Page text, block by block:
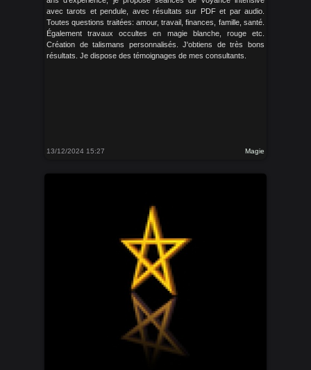
avec tarots et pendule, avec résultats sur PDF et par audio.
Toutes questions traitées: amour, travail, finances, famille, santé.
Également travaux occultes en magie blanche, rouge etc.
Création de talismans personnalisés. J'obtiens de très bons
résultats. Je dispose des témoignages de mes consultants.
13/12/2024 15:27 Magie